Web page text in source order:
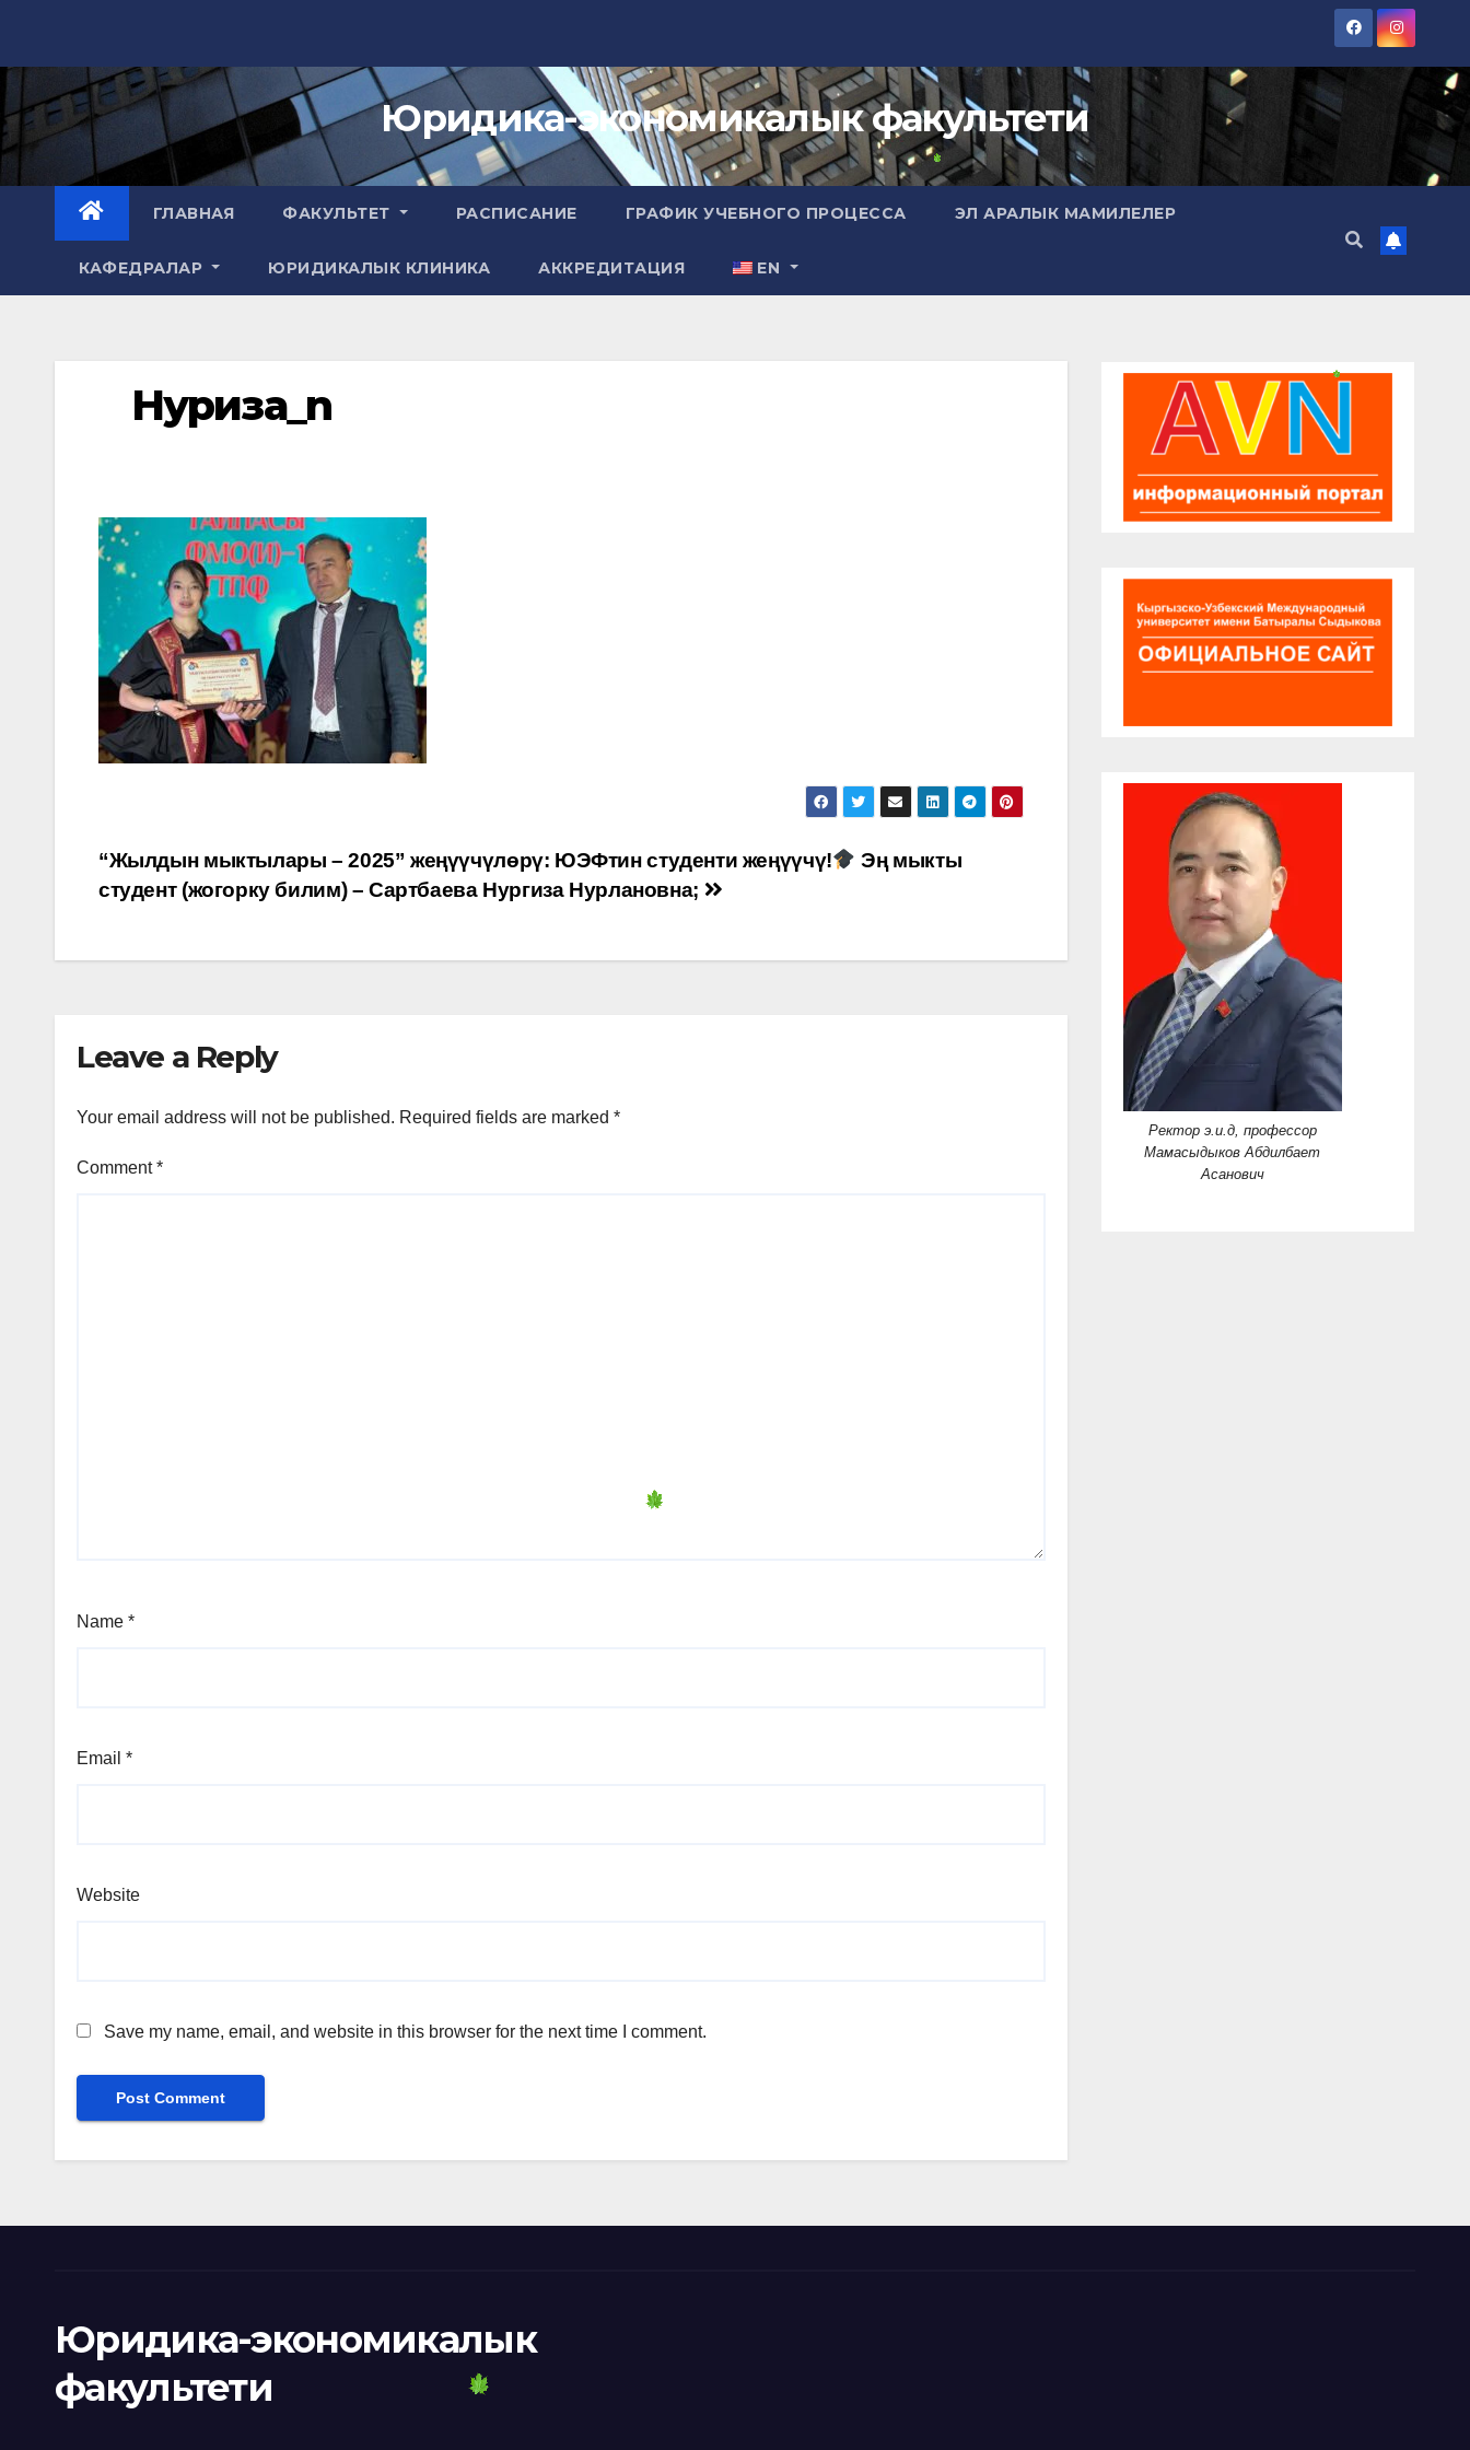
Юридика-экономикалык факультети
ГЛАВНАЯ ФАКУЛЬТЕТ РАСПИСАНИЕ ГРАФИК УЧЕБНОГО ПРОЦЕССА ЭЛ АРАЛЫК МАМИЛЕЛЕР
КАФЕДРАЛАР ЮРИДИКАЛЫК КЛИНИКА АККРЕДИТАЦИЯ EN
Нуриза_n
Post
navigation
“Жылдын мыктылары – 2025” жеңүүчүлөрү: ЮЭФтин студенти жеңүүчү!
Эң мыкты
студент (жогорку билим) – Сартбаева Нургиза Нурлановна;
Leave a Reply
Your email address will not be published. Required fields are marked *
Comment*
Name *
Email *
Website
Save my name, email, and website in this browser for the next time I comment.
Ректор э.и.д, профессор
Мамасыдыков Абдилбает
Асанович
Юридика-экономикалык
факультети